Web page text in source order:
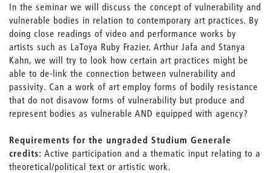
In the seminar we will discuss the concept of vulnerability and
vulnerable bodies in relation to contemporary art practices. By
doing close readings of video and performance works by
artists such as LaToya Ruby Frazier, Arthur Jafa and Stanya
Kahn, we will try to look how certain art practices might be
able to de-link the connection between vulnerability and
passivity. Can a work of art employ forms of bodily resistance
that do not disavow forms of vulnerability but produce and
represent bodies as vulnerable AND equipped with agency?
Requirements for the ungraded Studium Generale
credits: Active participation and a thematic input relating to a
theoretical/political text or artistic work.